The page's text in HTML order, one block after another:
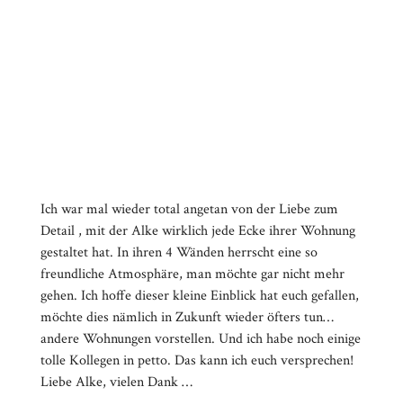
Ich war mal wieder total angetan von der Liebe zum
Detail , mit der Alke wirklich jede Ecke ihrer Wohnung
gestaltet hat. In ihren 4 Wänden herrscht eine so
freundliche Atmosphäre, man möchte gar nicht mehr
gehen. Ich hoffe dieser kleine Einblick hat euch gefallen,
möchte dies nämlich in Zukunft wieder öfters tun…
andere Wohnungen vorstellen. Und ich habe noch einige
tolle Kollegen in petto. Das kann ich euch versprechen!
Liebe Alke, vielen Dank …